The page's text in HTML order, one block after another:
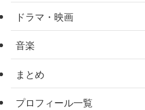
ドラマ・映画
音楽
まとめ
プロフィール一覧